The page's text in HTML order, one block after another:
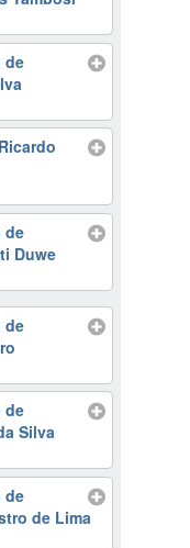
de
de
Duwe
de
de
Silva
de
de Lima